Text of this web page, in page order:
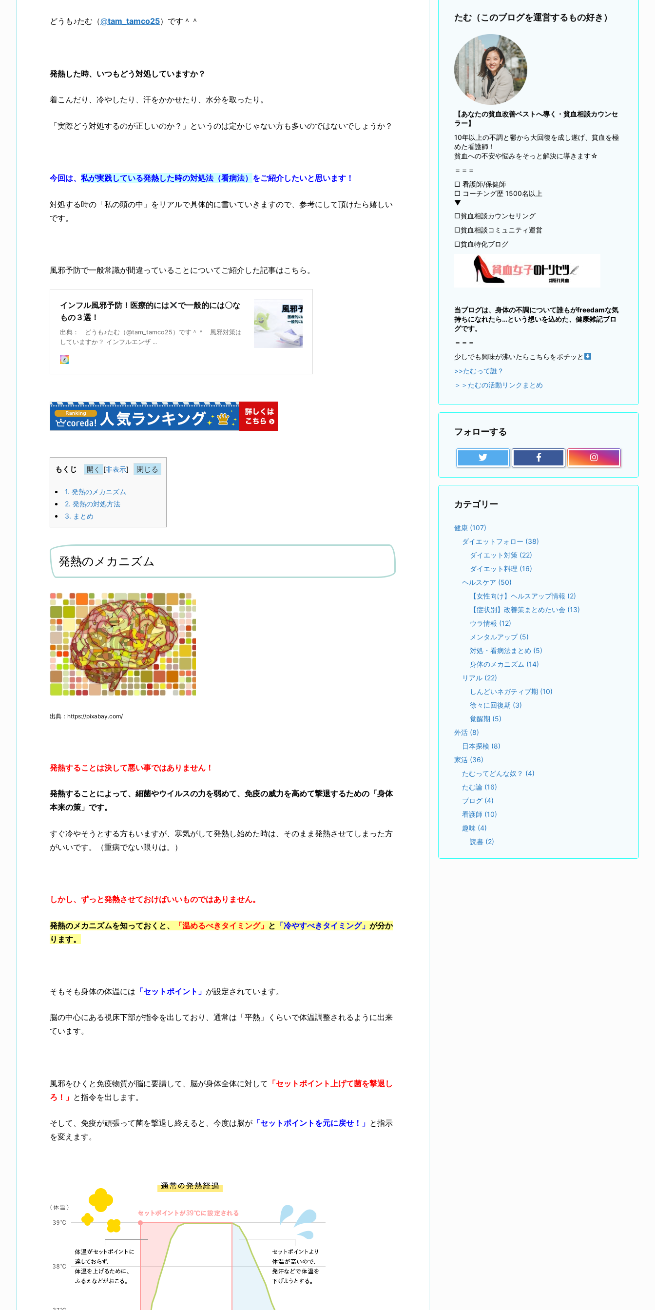
どうも♪たむ（@tam_tamco25）です＾＾
発熱した時、いつもどう対処していますか？
着こんだり、冷やしたり、汗をかかせたり、水分を取ったり。
「実際どう対処するのが正しいのか？」というのは定かじゃない方も多いのではないでしょうか？
今回は、 私が実践している発熱した時の対処法（看病法） をご紹介したいと思います！
対処する時の「私の頭の中」をリアルで具体的に書いていきますので、参考にして頂けたら嬉しい
です。
風邪予防で一般常識が間違っていることについてご紹介した記事はこちら。
インフル風邪予防！医療的には
で一般的には〇な
もの３選！
出典： どうも♪たむ（@tam_tamco25）です＾＾ 風邪対策は
していますか？ インフルエンザ ...
もくじ [非表示]
1. 発熱のメカニズム
2. 発熱の対処方法
3. まとめ
発熱のメカニズム
出典：https://pixabay.com/
発熱することは決して悪い事ではありません！
発熱することによって、細菌やウイルスの力を弱めて、免疫の威力を高めて撃退するための「身体
本来の策」です。
すぐ冷やそうとする方もいますが、寒気がして発熱し始めた時は、そのまま発熱させてしまった方
がいいです。（重病でない限りは。）
しかし、ずっと発熱させておけばいいものではありません。
発熱のメカニズムを知っておくと、 「温めるべきタイミング」 と 「冷やすべきタイミング」 が分か
ります。
そもそも身体の体温には 「セットポイント」 が設定されています。
脳の中心にある視床下部が指令を出しており、通常は「平熱」くらいで体温調整されるように出来
ています。
風邪をひくと免疫物質が脳に要請して、脳が身体全体に対して 「セットポイント上げて菌を撃退し
ろ！」 と指令を出します。
そして、免疫が頑張って菌を撃退し終えると、今度は脳が 「セットポイントを元に戻せ！」 と指示
を変えます。
たむ（このブログを運営するもの好き）
【あなたの貧血改善ベストへ導く・貧血相談カウンセ
ラー】
10年以上の不調と鬱から大回復を成し遂げ、貧血を極
めた看護師！
貧血への不安や悩みをそっと解決に導きます☆
＝＝＝
□ 看護師/保健師
□ コーチング歴 1500名以上
▼
□貧血相談カウンセリング
□貧血相談コミュニティ運営
□貧血特化ブログ
当ブログは、身体の不調について誰もがfreedamな気
持ちになれたら…という想いを込めた、健康雑記ブロ
グです。
＝＝＝
少しでも興味が沸いたらこちらをポチッと
>>たむって誰？
＞＞たむの活動リンクまとめ
フォローする
カテゴリー
健康 (107)
ダイエットフォロー (38)
ダイエット対策 (22)
ダイエット料理 (16)
ヘルスケア (50)
【女性向け】ヘルスアップ情報 (2)
【症状別】改善策まとめたい会 (13)
ウラ情報 (12)
メンタルアップ (5)
対処・看病法まとめ (5)
身体のメカニズム (14)
リアル (22)
しんどいネガティブ期 (10)
徐々に回復期 (3)
覚醒期 (5)
外活 (8)
日本探検 (8)
家活 (36)
たむってどんな奴？ (4)
たむ論 (16)
ブログ (4)
看護師 (10)
趣味 (4)
読書 (2)